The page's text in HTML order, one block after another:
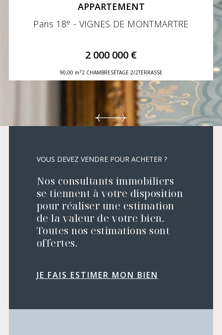
APPARTEMENT
Paris 18e - VIGNES DE MONTMARTRE
2 000 000 €
90,00 m²2 CHAMBRESÉTAGE 2/2TERRASSE
VOUS DEVEZ VENDRE POUR ACHETER ?
Nos consultants immobiliers
se tiennent à votre disposition
pour réaliser une estimation
de la valeur de votre bien.
Toutes nos estimations sont
offertes.
JE FAIS ESTIMER MON BIEN